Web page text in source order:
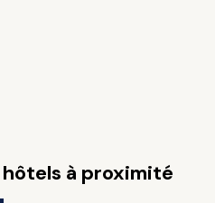
à proximité